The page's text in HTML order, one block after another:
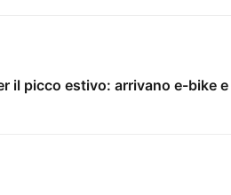
il picco estivo: arrivano e-bike e